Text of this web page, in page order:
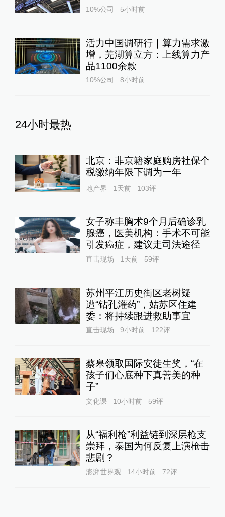
10%公司 5小时前
活力中国调研行｜算力需求激
增，芜湖算立方：上线算力产
品1100余款
10%公司 8小时前
24小时最热
北京：非京籍家庭购房社保个
税缴纳年限下调为一年
地产界 1天前 103评
女子称丰胸术9个月后确诊乳
腺癌，医美机构：手术不可能
引发癌症，建议走司法途径
直击现场 1天前 59评
苏州平江历史街区老树疑
遭“钻孔灌药”，姑苏区住建
委：将持续跟进救助事宜
直击现场 9小时前 122评
蔡皋领取国际安徒生奖，“在
孩子们心底种下真善美的种
子”
文化课 10小时前 59评
从“福利枪”利益链到深层枪支
崇拜，泰国为何反复上演枪击
悲剧？
澎湃世界观 14小时前 72评